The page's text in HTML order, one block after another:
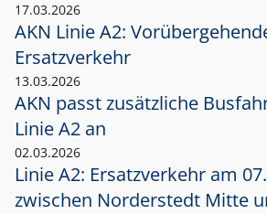
17.03.2026
AKN Linie A2:
Ersatzverkehr
13.03.2026
AKN passt zusätzliche
Linie A2 an
02.03.2026
Linie A2: Ersatzverkehr am
zwischen Norderstedt Mitte